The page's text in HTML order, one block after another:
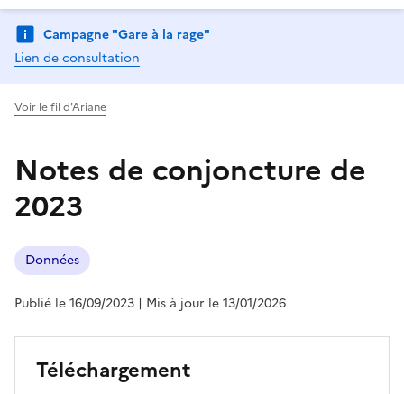
Campagne "Gare à la rage"
Lien de consultation
Voir le fil d'Ariane
Notes de conjoncture de
2023
Données
Publié le 16/09/2023 | Mis à jour le 13/01/2026
Téléchargement